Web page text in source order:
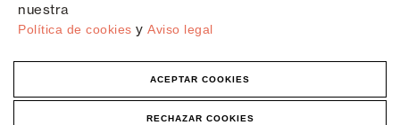
nuestra
Política de cookies y Aviso legal
ACEPTAR COOKIES
RECHAZAR COOKIES